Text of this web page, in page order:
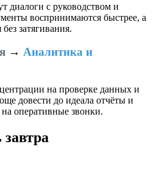
диалоги с руководством и
воспринимаются быстрее, а
затягивания.
→ Аналитика и
на проверке данных и
довести до идеала отчёты и
оперативные звонки.